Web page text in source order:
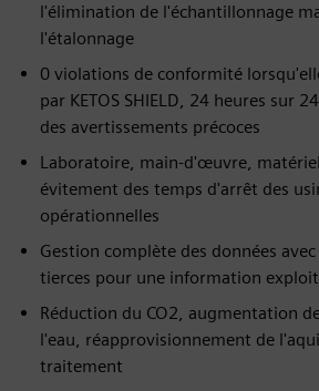
l'élimination de l'échantillonnage
l'étalonnage
0 violations de conformité
par KETOS SHIELD, 24 heures sur
des avertissements précoces
Laboratoire, main-d'œuvre,
évitement des temps d'arrêt des
opérationnelles
Gestion complète des données avec
tierces pour une information
Réduction du CO2, augmentation
l'eau, réapprovisionnement de
traitement